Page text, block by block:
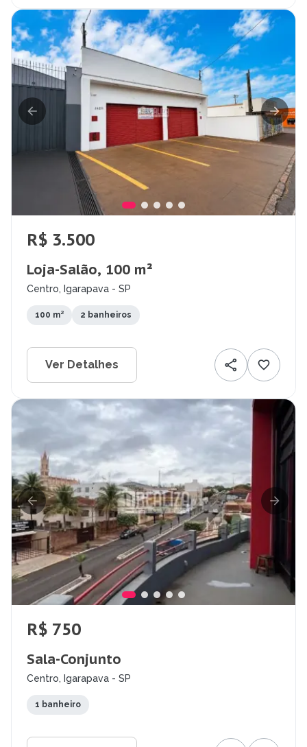
R$ 3.500
Loja-Salão, 100 m²
Centro, Igarapava - SP
100 m² 2 banheiros
Ver Detalhes
R$ 750
Sala-Conjunto
Centro, Igarapava - SP
1 banheiro